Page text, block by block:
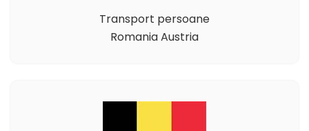
Transport persoane
Romania Austria